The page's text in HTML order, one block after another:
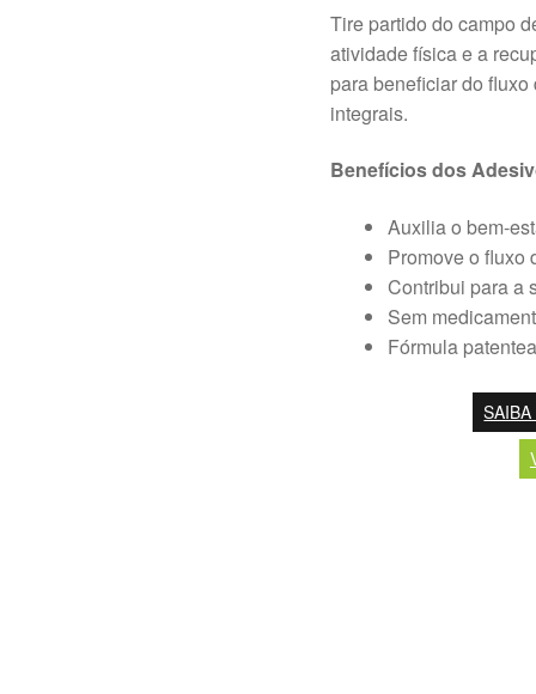
Tire partido do campo
atividade física e a
para beneficiar do
integrais.
Benefícios dos
Auxilia o bem-
Promove o fluxo
Contribui para a
Sem
Fórmula